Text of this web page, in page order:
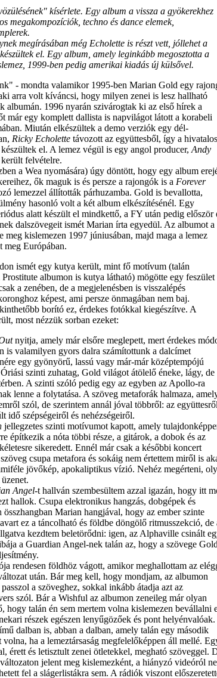
kísérlete. Egy album a vissza a gyökerekhez
megakompozíciók, techno és dance elemek,
megírásában még Echolette is részt vett, jóllehet a
el. Egy album, amely leginkább megosztotta a
1999-ben pedig amerikai kiadás új külsővel.
- mondta valamikor 1995-ben Marian Gold egy
arra volt kíváncsi, hogy milyen zenei is lesz hallható
albumán. 1996 nyarán szivárogtak ki az első hírek a
már egy komplett dallista is napvilágot látott a korabeli
Miután elkészültek a demo verziók egy dél-
Ricky Echolettetávozott az együttesből, így a hivatalos
el. A lemez végül is egy angol producer, Andy
felvételre.
a Wea nyomására) úgy döntött, hogy egy album
ők maguk is és persze a rajongók is a Forever
lemezzel állították párhuzamba. Gold is bevallotta,
hasonló volt a két album elkészítésénél. Egy
alatt készült el mindkettő, a FY után pedig először
dalszövegeit ismét Marian írta egyedül. Az albumot a
meg kislemezen 1997 júniusában, majd maga a lemez
meg Európában.
ismét egy kutya került, mint fő motívum (talán
albumon is kutya látható) mögötte egy feszület
a zenében, de a megjelenésben is visszalépés
képest, ami persze önmagában nem baj.
borító ez, érdekes fotókkal kiegészítve. A
most nézzük sorban ezeket:
nyitja, amely már elsőre meglepett, mert érdekes
is valamilyen gyors dalra számítottunk a dalcímet
egy gyönyörű, lassú vagy már-már középtempójú
szinti zuhatag, Gold világot átölelő éneke, lágy, de
A szinti szóló pedig egy az egyben az Apollo-ra
lenne a folytatása. A szöveg metaforák halmaza,
szól, de szerintem annál jóval többről: az együttesről
idő szépségeiről és nehézségeiről.
jellegzetes szinti motívumot kapott, amely
építkezik a nóta többi része, a gitárok, a dobok és az
sikeredett. Ennél már csak a későbbi koncert
csupa metafora és sokáig nem értettem miről is
jövőkép, apokaliptikus vízió. Nehéz megérteni,
Angel-t hallván szembesültem azzal igazán, hogy itt
hallok. Csupa elektronikus hangzás, dobgépek és
Marian hangjával, hogy az ember szinte
ez a táncolható és földbe döngölő ritmusszekció, de
kezdtem beletörődni: igen, az Alphaville csinált
a Guardian Angel-nek talán az, hogy a szövege
rendesen földhöz vágott, amikor meghallottam az
után. Bár meg kell, hogy mondjam, az albumon
a szöveghez, sokkal inkább átadja azt az
szól. Bár a Wishful az albumon zeneileg már olyan
hogy talán én sem mertem volna kislemezen bevállalni
részek egészen lenyűgözőek és pont helyénvalóak.
dalban is, abban a dalban, amely talán egy második
ha a lemeztársaság megfelelőképpen áll mellé.
érett és letisztult zenei ötletekkel, megható szöveggel.
jelent meg kislemezként, a hiányzó videóról
fel a slágerlistákra sem. A rádiók viszont